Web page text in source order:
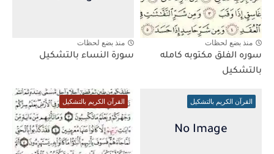
منذ بضع لحظات
سوره الفلق مكتوبه كامله
بالتشكيل
منذ بضع لحظات
سورة النساء بالتشكيل
القرآن الكريم بالتشكيل القرآن الكريم بالتشكيل